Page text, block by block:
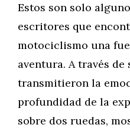
Estos son solo
escritores que
motociclismo una
aventura. A través de
transmitieron la
profundidad de la
sobre dos ruedas,